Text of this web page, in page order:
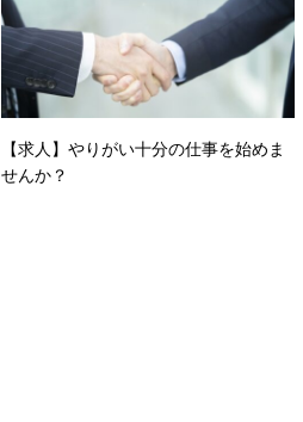
【求人】やりがい十分の仕事を始めま
せんか？